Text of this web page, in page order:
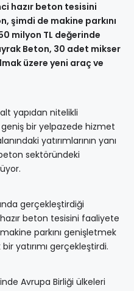
hazır beton tesisini
şimdi de makine parkını
milyon TL değerinde
Beton, 30 adet mikser
üzere yeni araç ve
yapıdan nitelikli
bir yelpazede hizmet
yatırımlarının yanı
sektöründeki
gerçekleştirdiği
beton tesisini faaliyete
parkını genişletmek
yatırımı gerçekleştirdi.
Avrupa Birliği ülkeleri